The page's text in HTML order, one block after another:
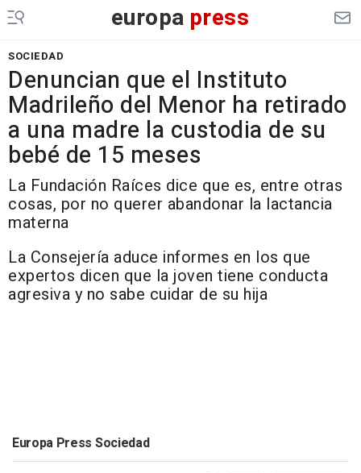
europa press
SOCIEDAD
Denuncian que el Instituto
Madrileño del Menor ha retirado
a una madre la custodia de su
bebé de 15 meses
La Fundación Raíces dice que es, entre otras
cosas, por no querer abandonar la lactancia
materna
La Consejería aduce informes en los que
expertos dicen que la joven tiene conducta
agresiva y no sabe cuidar de su hija
Europa Press Sociedad